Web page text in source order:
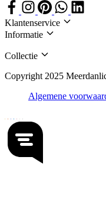
Klantenservice
Informatie
Collectie
Copyright 2025
Algemene